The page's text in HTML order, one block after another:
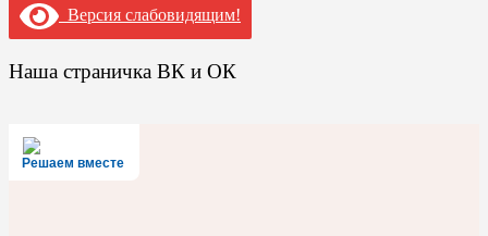
Версия слабовидящим!
Наша страничка ВК и ОК
Решаем вместе